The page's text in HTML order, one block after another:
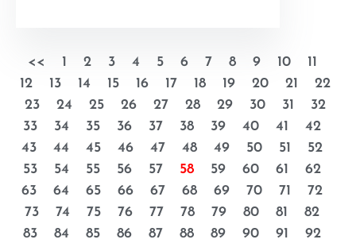
<< 1 2 3 4 5 6 7 8 9 10
11
12
13 14 15 16 17 18 19 20 21
22
23
24 25 26 27 28 29 30 31
32
33
34 35 36 37 38 39 40 41
42
43
44 45 46 47 48 49 50 51
52
53
54 55 56 57 58 59 60 61
62
63
64 65 66 67 68 69 70 71
72
73
74 75 76 77 78 79 80 81
82
83
84 85 86 87 88 89 90 91
92